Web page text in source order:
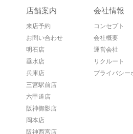
店舗案内
来店予約
お問い合わせ
明石店
垂水店
兵庫店
三宮駅前店
六甲道店
阪神御影店
岡本店
阪神西宮店
会社情報
コンセプト
会社概要
運営会社
リクルート
プライバシー